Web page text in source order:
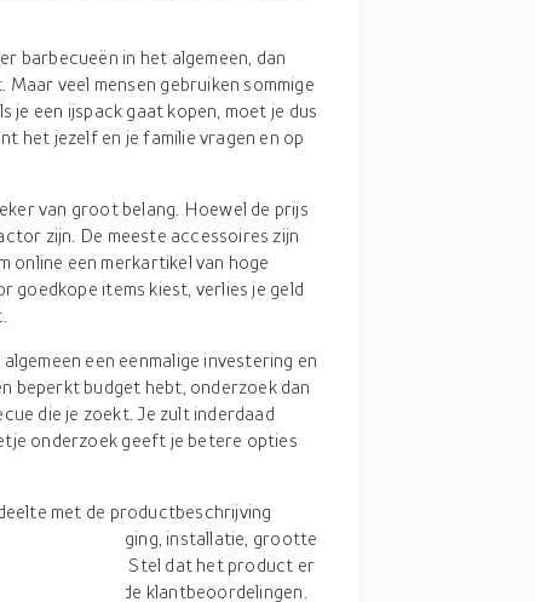
barbecueën in het algemeen, dan
veel mensen gebruiken sommige
je een ijspack gaat kopen, moet je dus
het jezelf en je familie vragen en op
van groot belang. Hoewel de prijs
zijn. De meeste accessoires zijn
online een merkartikel van hoge
goedkope items kiest, verlies je geld
een eenmalige investering en
beperkt budget hebt, onderzoek dan
die je zoekt. Je zult inderdaad
onderzoek geeft je betere opties
met de productbeschrijving
de basisverzorging, installatie, grootte
te begrijpen. Stel dat het product er
gedeelte met de klantbeoordelingen.